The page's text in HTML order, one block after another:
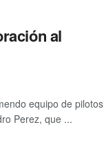
al
equipo de pilotos
Perez, que ...